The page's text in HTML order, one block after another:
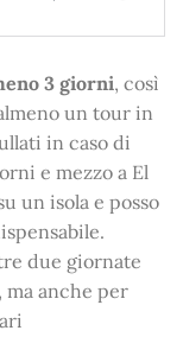
3 giorni, così
un tour in
in caso di
e mezzo a El
un isola e posso
due giornate
anche per